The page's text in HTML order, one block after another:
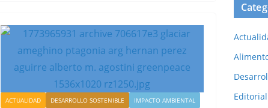
ACTUALIDAD DESARROLLO SOSTENIBLE
IMPACTO AMBIENTAL
Editorial